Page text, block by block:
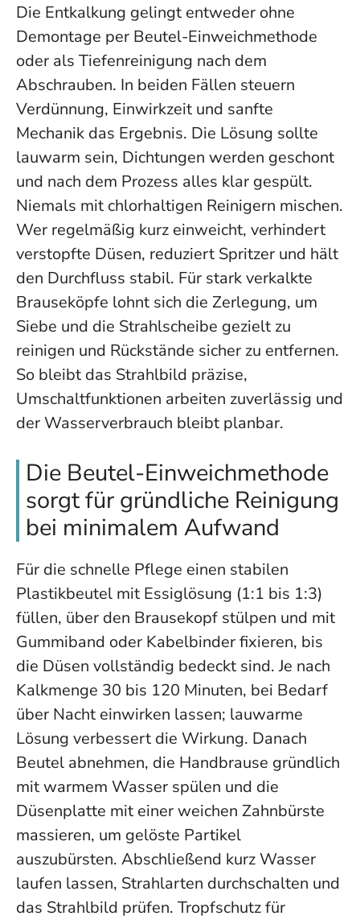
Die Entkalkung gelingt entweder ohne
Demontage per Beutel-Einweichmethode
oder als Tiefenreinigung nach dem
Abschrauben. In beiden Fällen steuern
Verdünnung, Einwirkzeit und sanfte
Mechanik das Ergebnis. Die Lösung sollte
lauwarm sein, Dichtungen werden geschont
und nach dem Prozess alles klar gespült.
Niemals mit chlorhaltigen Reinigern mischen.
Wer regelmäßig kurz einweicht, verhindert
verstopfte Düsen, reduziert Spritzer und hält
den Durchfluss stabil. Für stark verkalkte
Brauseköpfe lohnt sich die Zerlegung, um
Siebe und die Strahlscheibe gezielt zu
reinigen und Rückstände sicher zu entfernen.
So bleibt das Strahlbild präzise,
Umschaltfunktionen arbeiten zuverlässig und
der Wasserverbrauch bleibt planbar.
Die Beutel-Einweichmethode
sorgt für gründliche Reinigung
bei minimalem Aufwand
Für die schnelle Pflege einen stabilen
Plastikbeutel mit Essiglösung (1:1 bis 1:3)
füllen, über den Brausekopf stülpen und mit
Gummiband oder Kabelbinder fixieren, bis
die Düsen vollständig bedeckt sind. Je nach
Kalkmenge 30 bis 120 Minuten, bei Bedarf
über Nacht einwirken lassen; lauwarme
Lösung verbessert die Wirkung. Danach
Beutel abnehmen, die Handbrause gründlich
mit warmem Wasser spülen und die
Düsenplatte mit einer weichen Zahnbürste
massieren, um gelöste Partikel
auszubürsten. Abschließend kurz Wasser
laufen lassen, Strahlarten durchschalten und
das Strahlbild prüfen. Tropfschutz für